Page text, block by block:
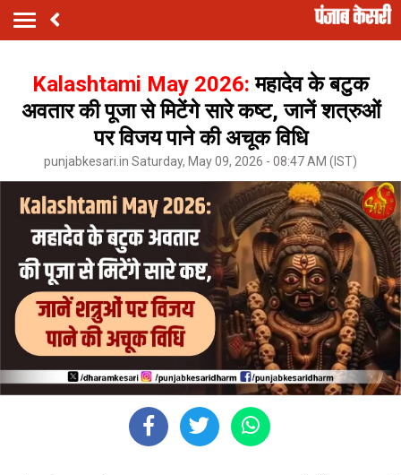
Kalashtami May 2026:महादेव के बटुक
अवतार की पूजा से मिटेंगे सारे कष्ट, जानें शत्रुओं
पर विजय पाने की अचूक विधि
punjabkesari.in Saturday, May 09, 2026 - 08:47 AM (IST)